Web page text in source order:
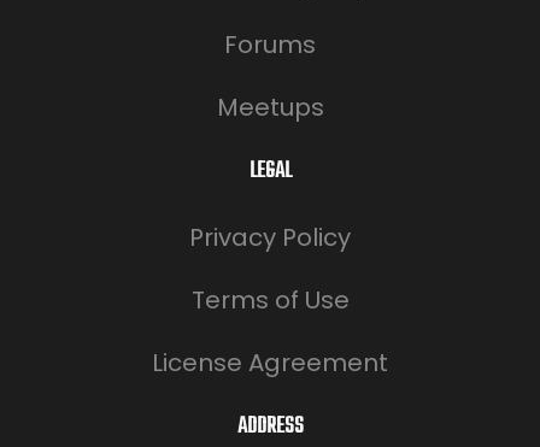
Forums
Meetups
LEGAL
Privacy Policy
Terms of Use
License Agreement
ADDRESS